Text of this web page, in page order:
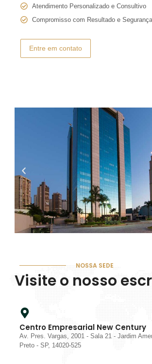
Atendimento Personalizado e Consultivo
Compromisso com Resultado e
Entre em contato
NOSSA SEDE
Visite o nosso
Centro Empresarial New Century
Av. Pres. Vargas, 2001 - Sala 21 - Jardim
Preto - SP, 14020-525